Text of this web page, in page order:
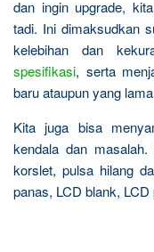
dan ingin upgrade,
tadi. Ini dimaksudkan
kelebihan dan
spesifikasi, serta
baru ataupun yang
Kita juga bisa
kendala dan
korslet, pulsa hilang
panas, LCD blank, LCD